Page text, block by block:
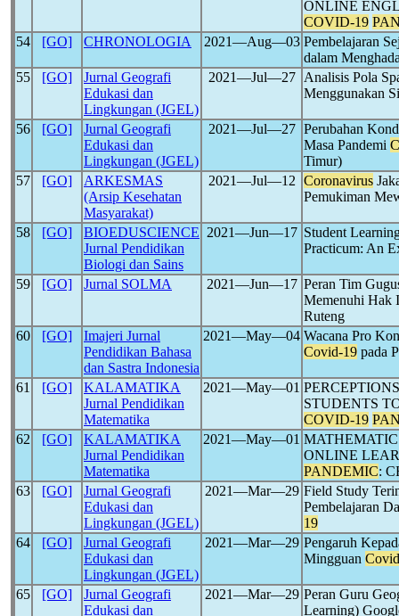
ONLINE
COVID-19
54
[GO] CHRONOLOGIA 2021―Aug―03 Pembelajaran
dalam
55
[GO]
Jurnal Geografi
Edukasi dan
Lingkungan (JGEL)
2021―Jul―27
Analisis Pola
Menggunakan
56 [GO]
Jurnal Geografi
Edukasi dan
Lingkungan (JGEL)
2021―Jul―27 Perubahan
Masa Pandemi
Timur)
57
[GO]
ARKESMAS
(Arsip Kesehatan
Masyarakat)
2021―Jul―12 Coronavirus
Pemukiman
58 [GO]
BIOEDUSCIENCE
Jurnal Pendidikan
Biologi dan Sains
2021―Jun―17 Student
Practicum: An
59 [GO] Jurnal SOLMA 2021―Jun―17 Peran Tim
Memenuhi Hak
Ruteng
60
[GO]
Imajeri Jurnal
Pendidikan Bahasa
dan Sastra Indonesia
2021―May―04 Wacana Pro
Covid-19 pada
61 [GO]
KALAMATIKA
Jurnal Pendidikan
Matematika
2021―May―01
STUDENTS
COVID-19
62
[GO]
KALAMATIKA
Jurnal Pendidikan
Matematika
2021―May―01
ONLINE
PANDEMIC:
63
[GO]
Jurnal Geografi
Edukasi dan
Lingkungan (JGEL)
2021―Mar―29 Field Study
Pembelajaran
19
64
[GO]
Jurnal Geografi
Edukasi dan
Lingkungan (JGEL)
2021―Mar―29 Pengaruh
Mingguan
65 [GO]
Jurnal Geografi
Edukasi dan
2021―Mar―29 Peran Guru
Learning)